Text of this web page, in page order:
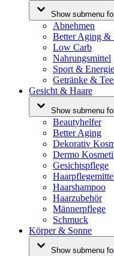
Show submenu
Abnehmen
Better Aging &
Low Carb
Nahrungsmittel
Sport & Energie
Getränke &
Gesicht & Haare
Show submenu
Beautyhelfer
Better Aging
Dekorativ
Dermo
Gesichtspflege
Haarshampoo
Haarzubehör
Männerpflege
Schmuck
Körper & Sonne
Show submenu